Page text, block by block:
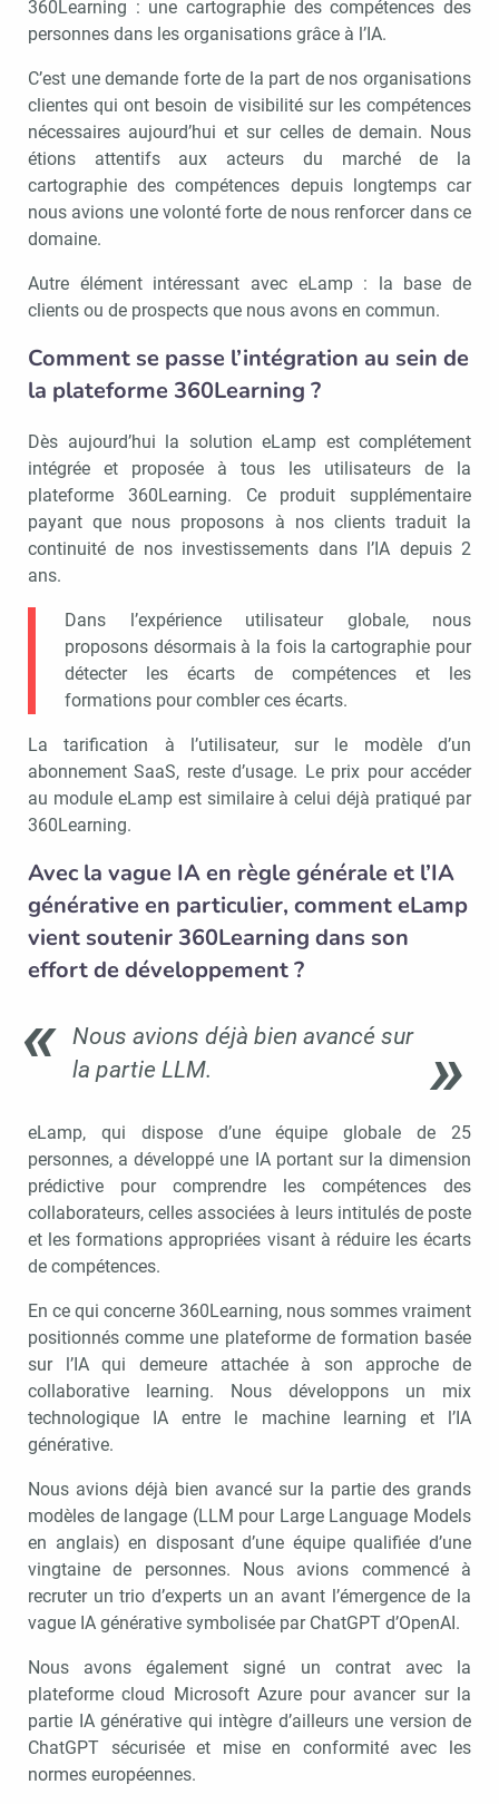
360Learning : une cartographie des compétences des
personnes dans les organisations grâce à l’IA.
C’est une demande forte de la part de nos organisations
clientes qui ont besoin de visibilité sur les compétences
nécessaires aujourd’hui et sur celles de demain. Nous
étions attentifs aux acteurs du marché de la
cartographie des compétences depuis longtemps car
nous avions une volonté forte de nous renforcer dans ce
domaine.
Autre élément intéressant avec eLamp : la base de
clients ou de prospects que nous avons en commun.
Comment se passe l’intégration au sein de
la plateforme 360Learning ?
Dès aujourd’hui la solution eLamp est complétement
intégrée et proposée à tous les utilisateurs de la
plateforme 360Learning. Ce produit supplémentaire
payant que nous proposons à nos clients traduit la
continuité de nos investissements dans l’IA depuis 2
ans.
Dans l’expérience utilisateur globale, nous
proposons désormais à la fois la cartographie pour
détecter les écarts de compétences et les
formations pour combler ces écarts.
La tarification à l’utilisateur, sur le modèle d’un
abonnement SaaS, reste d’usage. Le prix pour accéder
au module eLamp est similaire à celui déjà pratiqué par
360Learning.
Avec la vague IA en règle générale et l’IA
générative en particulier, comment eLamp
vient soutenir 360Learning dans son
effort de développement ?
Nous avions déjà bien avancé sur
la partie LLM.
eLamp, qui dispose d’une équipe globale de 25
personnes, a développé une IA portant sur la dimension
prédictive pour comprendre les compétences des
collaborateurs, celles associées à leurs intitulés de poste
et les formations appropriées visant à réduire les écarts
de compétences.
En ce qui concerne 360Learning, nous sommes vraiment
positionnés comme une plateforme de formation basée
sur l’IA qui demeure attachée à son approche de
collaborative learning. Nous développons un mix
technologique IA entre le machine learning et l’IA
générative.
Nous avions déjà bien avancé sur la partie des grands
modèles de langage (LLM pour Large Language Models
en anglais) en disposant d’une équipe qualifiée d’une
vingtaine de personnes. Nous avions commencé à
recruter un trio d’experts un an avant l’émergence de la
vague IA générative symbolisée par ChatGPT d’OpenAI.
Nous avons également signé un contrat avec la
plateforme cloud Microsoft Azure pour avancer sur la
partie IA générative qui intègre d’ailleurs une version de
ChatGPT sécurisée et mise en conformité avec les
normes européennes.